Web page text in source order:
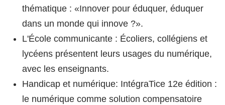
thématique : «Innover pour éduquer, éduquer
dans un monde qui innove ?».
L'École communicante : Écoliers, collégiens et
lycéens présentent leurs usages du numérique,
avec les enseignants.
Handicap et numérique: IntégraTice 12e édition :
le numérique comme solution compensatoire